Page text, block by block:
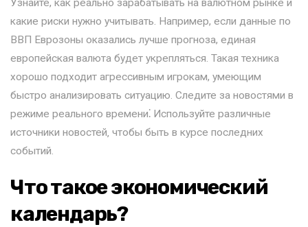
Узнайте, как реально зарабатывать на валютном рынке и
какие риски нужно учитывать. Например, если данные по
ВВП Еврозоны оказались лучше прогноза, единая
европейская валюта будет укрепляться. Такая техника
хорошо подходит агрессивным игрокам, умеющим
быстро анализировать ситуацию. Следите за новостями в
режиме реального времени⁚ Используйте различные
источники новостей‚ чтобы быть в курсе последних
событий.
Что такое экономический
календарь?